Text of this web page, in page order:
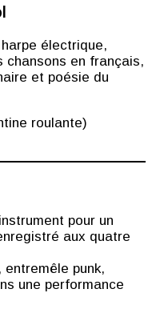
électrique,
en français,
et poésie du
roulante)
pour un
aux quatre
punk,
une performance